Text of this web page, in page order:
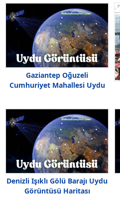
Gaziantep Oğuzeli
Cumhuriyet Mahallesi Uydu
Denizli Işıklı Gölü Barajı Uydu
Görüntüsü Haritası